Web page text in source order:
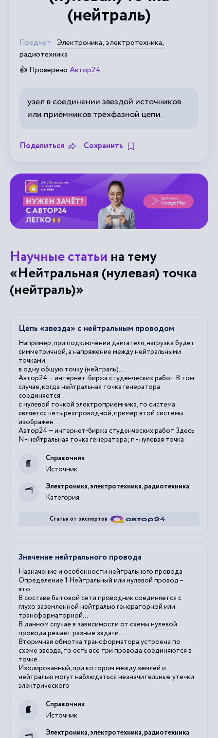
(нейтраль)
Предмет Электроника, электротехника,
радиотехника
👍 Проверено Автор24
узел в соединении звездой источников
или приёмников трёхфазной цепи.
Поделиться Сохранить
Научные статьи на тему
«Нейтральная (нулевая) точка
(нейтраль)»
Цепь «звезда» с нейтральным проводом
Например, при подключении двигателя, нагрузка будет
симметричной, а напряжение междунейтральными
точками...
в одну общую точку(нейтраль)....
Автор24 — интернет-биржа студенческих работ В том
случае, когда нейтральная точка генератора
соединяется...
снулевой точкой электроприемника, то система
является четырехпроводной, пример этой системы
изображен...
Автор24 — интернет-биржа студенческих работ Здесь
N -нейтральная точка генератора; n -нулевая точка
Источник
Справочник
Категория
Электроника, электротехника, радиотехника
Статья от экспертов
Значение нейтрального провода
Назначение и особенности нейтрального провода
Определение 1 Нейтральныйилинулевойпровод –
это...
В составе бытовой сети проводник соединяется с
глухо заземленной нейтралью генераторной или
трансформаторной...
В данном случае в зависимости от схемы нулевой
провода решает разные задачи....
Вторичная обмотка трансформатора устроена по
схеме звезда, то есть все три провода соединяются в
точке...
Изолированный, при котором между землей и
нейтралью могут наблюдаться незначительные утечки
электрического
Источник
Справочник
Электроника, электротехника, радиотехника